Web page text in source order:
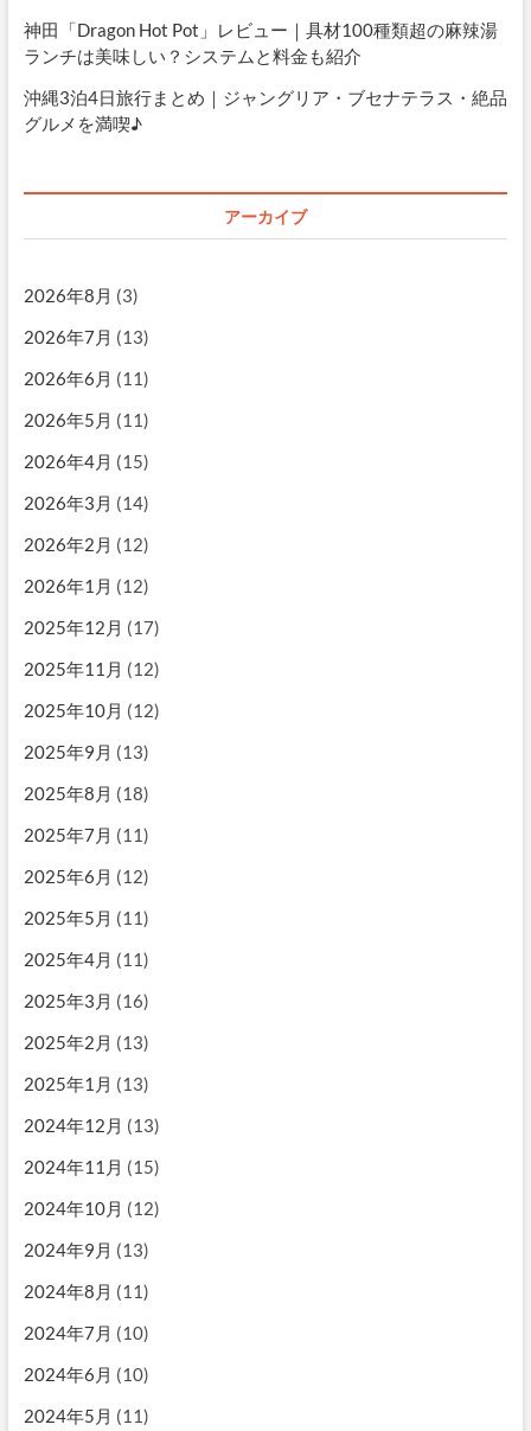
神田「Dragon Hot Pot」レビュー｜具材100種類超の麻辣湯
ランチは美味しい？システムと料金も紹介
沖縄3泊4日旅行まとめ｜ジャングリア・ブセナテラス・絶品
グルメを満喫♪
アーカイブ
2026年8月 (3)
2026年7月 (13)
2026年6月 (11)
2026年5月 (11)
2026年4月 (15)
2026年3月 (14)
2026年2月 (12)
2026年1月 (12)
2025年12月 (17)
2025年11月 (12)
2025年10月 (12)
2025年9月 (13)
2025年8月 (18)
2025年7月 (11)
2025年6月 (12)
2025年5月 (11)
2025年4月 (11)
2025年3月 (16)
2025年2月 (13)
2025年1月 (13)
2024年12月 (13)
2024年11月 (15)
2024年10月 (12)
2024年9月 (13)
2024年8月 (11)
2024年7月 (10)
2024年6月 (10)
2024年5月 (11)